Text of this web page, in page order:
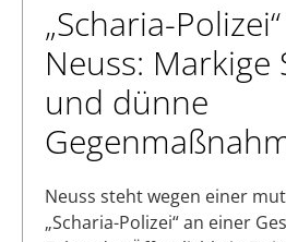
„Scharia-
Neuss: Markige
und dünne
Neuss steht wegen einer
„Scharia-Polizei“ an einer